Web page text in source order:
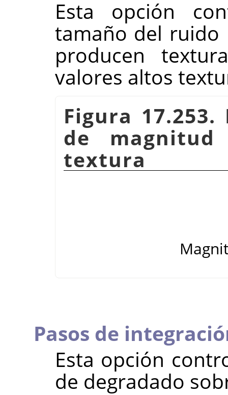
Esta opción
tamaño del ruido
producen
valores altos
Figura
de
textura
Pasos de
Esta opción
de degradado